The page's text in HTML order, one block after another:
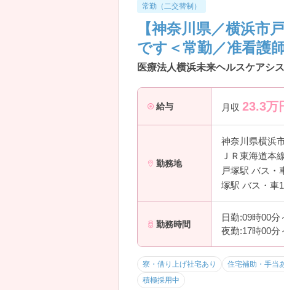
常勤（二交替制）
【神奈川県／横浜市
です＜常勤／准看護
医療法人横浜未来ヘルスケアシ
給与 月収 23.3万
勤務地
神奈川県横浜
ＪＲ東海道本
戸塚駅 バス・
塚駅 バス・車
勤務時間
日勤:09時00分
夜勤:17時00分
寮・借り上げ社宅あり 住宅補助・手当
積極採用中